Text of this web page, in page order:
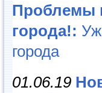
Проблемы
города!:
города
01.06.19